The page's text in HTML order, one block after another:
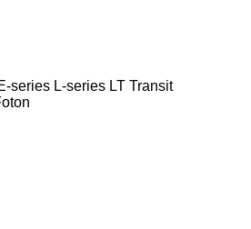
series L-series LT Transit